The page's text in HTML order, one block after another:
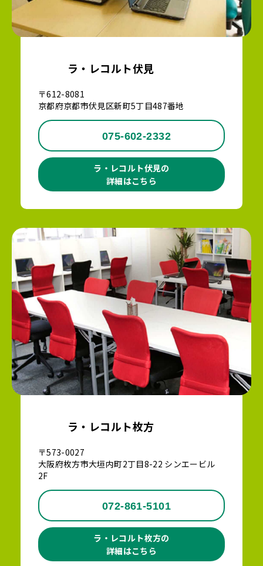
ラ・レコルト伏見
〒612-8081
京都府京都市伏見区新町5丁目487番地
075-602-2332
ラ・レコルト伏見の
詳細はこちら
ラ・レコルト枚方
〒573-0027
大阪府枚方市大垣内町2丁目8-22 シンエービル
2F
072-861-5101
ラ・レコルト枚方の
詳細はこちら